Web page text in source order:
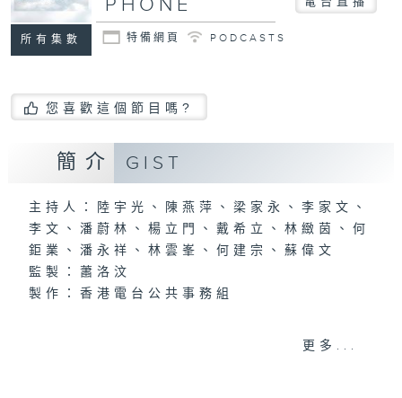
所有集數
PHONE
特備網頁 PODCASTS
您喜歡這個節目嗎?
簡介 GIST
主持人：陸宇光、陳燕萍、梁家永、李家文、
李文、潘蔚林、楊立門、戴希立、林緻茵、何
鉅業、潘永祥、林雲峯、何建宗、蘇偉文
監製：蕭洛汶
製作：香港電台公共事務組
更多...